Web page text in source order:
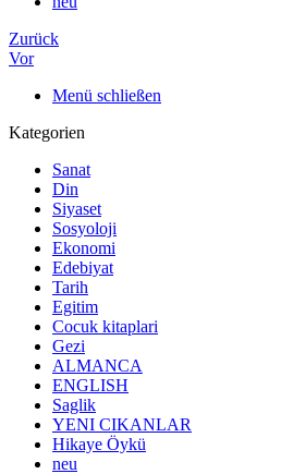
Zurück
Vor
Menü schließen
Kategorien
Sanat
Din
Siyaset
Sosyoloji
Ekonomi
Edebiyat
Tarih
Egitim
Cocuk kitaplari
Gezi
ALMANCA
ENGLISH
Saglik
YENI CIKANLAR
Hikaye Öykü
neu